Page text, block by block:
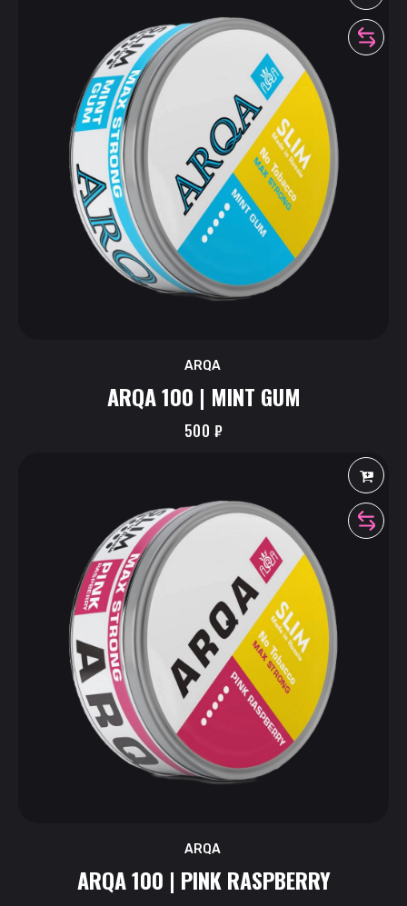
ARQA
ARQA 100 | MINT GUM
500 ₽
ARQA
ARQA 100 | PINK RASPBERRY